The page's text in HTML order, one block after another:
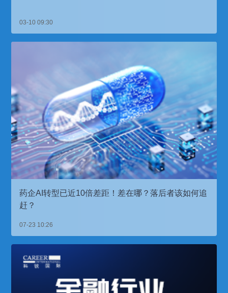
03-10 09:30
药企AI转型已近10倍差距！差在哪？落后者该如何追
赶？
07-23 10:26